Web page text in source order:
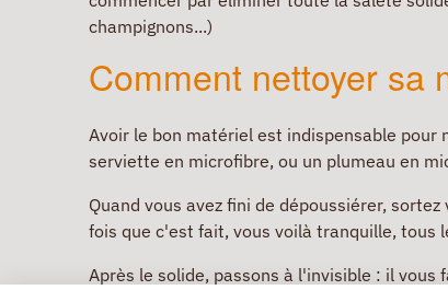
champignons...)
Comment nettoyer sa
Avoir le bon matériel est indispensable pour
serviette en microfibre, ou un plumeau en
Quand vous avez fini de dépoussiérer,
fois que c'est fait, vous voilà tranquille, tous
Après le solide, passons à l'invisible : il